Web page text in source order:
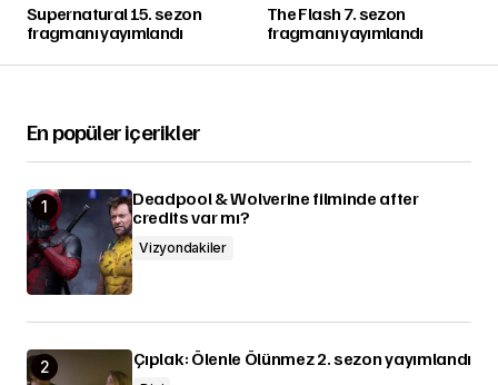
Supernatural 15. sezon
fragmanı yayımlandı
The Flash 7. sezon
fragmanı yayımlandı
En popüler içerikler
Deadpool & Wolverine filminde after
credits var mı?
Vizyondakiler
Çıplak: Ölenle Ölünmez 2. sezon yayımlandı